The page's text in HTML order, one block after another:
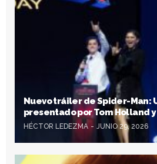
Nuevo tráiler de Spider-Man:
presentado por Tom Holland
HÉCTOR LEDEZMA JUNIO 29, 2026